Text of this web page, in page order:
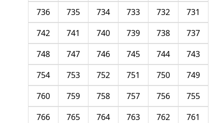
731
732
733
734
735
736
737
738
739
740
741
742
743
744
745
746
747
748
749
750
751
752
753
754
755
756
757
758
759
760
761
762
763
764
765
766